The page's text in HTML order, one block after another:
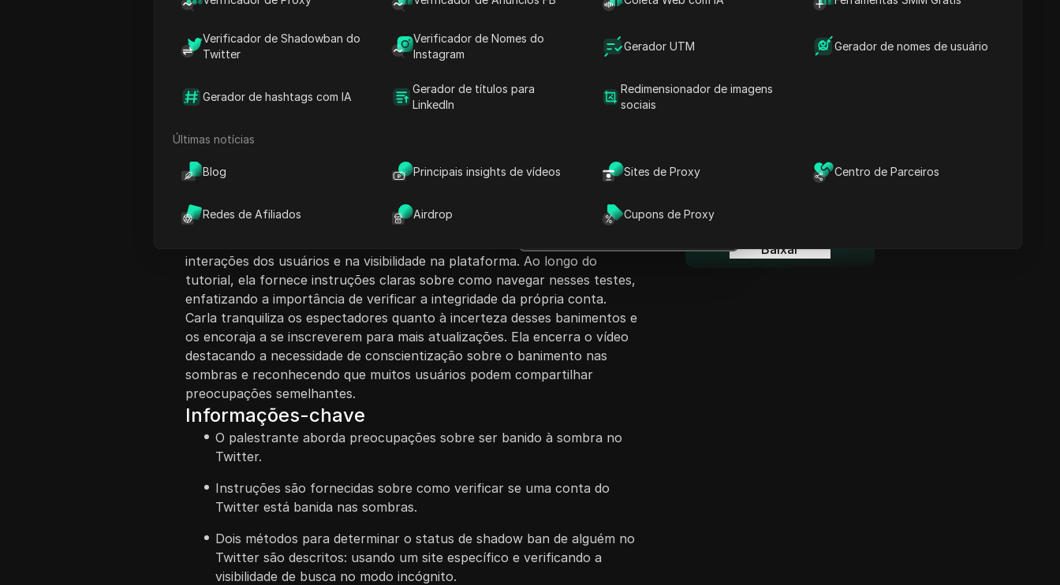
Verificador de Shadowban do
Twitter
Verificador de Nomes do
Instagram
Gerador UTM Gerador de nomes de usuário
Gerador de hashtags com IA
Gerador de títulos para
LinkedIn
Redimensionador de imagens
sociais
Últimas notícias
Blog Principais insights de vídeos Sites de Proxy Centro de Parceiros
Redes de Afiliados Airdrop Cupons de Proxy
Abrir no ChatGPT
Fazer perguntas sobre esta página
Abrir no Claude
Fazer perguntas sobre esta página
Neste vídeo, Carla discute o conceito de ser banido nas sombras no
Twitter. Ela apresenta dois métodos para os espectadores verificarem se
foram banidos nas sombras, explicando como usar ferramentas online
específicas para testar a visibilidade de suas contas no Twitter. Carla
descreve diferentes tipos de banimentos, como banimentos de sugestões
interações dos usuários e na visibilidade na plataforma. Ao longo do
tutorial, ela fornece instruções claras sobre como navegar nesses testes,
enfatizando a importância de verificar a integridade da própria conta.
Carla tranquiliza os espectadores quanto à incerteza desses banimentos e
os encoraja a se inscreverem para mais atualizações. Ela encerra o vídeo
destacando a necessidade de conscientização sobre o banimento nas
sombras e reconhecendo que muitos usuários podem compartilhar
preocupações semelhantes.
Informações-chave
O palestrante aborda preocupações sobre ser banido à sombra no
Twitter.
Instruções são fornecidas sobre como verificar se uma conta do
Twitter está banida nas sombras.
Dois métodos para determinar o status de shadow ban de alguém no
Twitter são descritos: usando um site específico e verificando a
visibilidade de busca no modo incógnito.
Informações-chave
Palavras-chave do
Perguntas e respostas
O Navegador Anti-detecção
de múltiplas contas segura e
Baixar